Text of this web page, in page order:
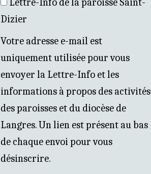
Dizier
Votre adresse e-mail est
uniquement utilisée pour vous
envoyer la Lettre-Info et les
informations à propos des activités
des paroisses et du diocèse de
Langres. Un lien est présent au bas
de chaque envoi pour vous
désinscrire.